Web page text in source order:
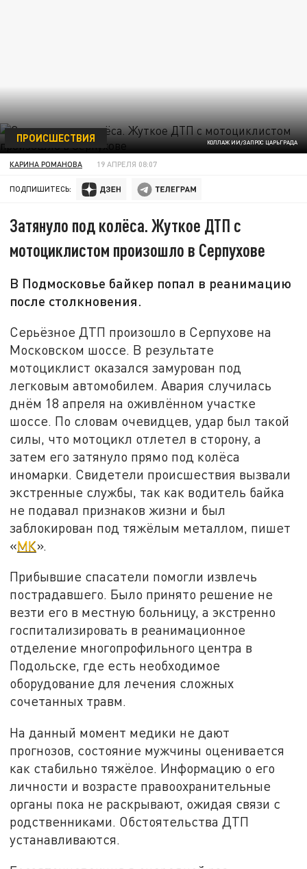
КОЛЛАЖ ИИ/ЗАПРОС ЦАРЬГРАДА
ПРОИСШЕСТВИЯ
КАРИНА РОМАНОВА 19 АПРЕЛЯ 08:07
ПОДПИШИТЕСЬ:
Затянуло под колёса. Жуткое ДТП с
мотоциклистом произошло в Серпухове
В Подмосковье байкер попал в реанимацию
после столкновения.
Серьёзное ДТП произошло в Серпухове на
Московском шоссе. В результате
мотоциклист оказался замурован под
легковым автомобилем. Авария случилась
днём 18 апреля на оживлённом участке
шоссе. По словам очевидцев, удар был такой
силы, что мотоцикл отлетел в сторону, а
затем его затянуло прямо под колёса
иномарки. Свидетели происшествия вызвали
экстренные службы, так как водитель байка
не подавал признаков жизни и был
заблокирован под тяжёлым металлом, пишет
«МК».
Прибывшие спасатели помогли извлечь
пострадавшего. Было принято решение не
везти его в местную больницу, а экстренно
госпитализировать в реанимационное
отделение многопрофильного центра в
Подольске, где есть необходимое
оборудование для лечения сложных
сочетанных травм.
На данный момент медики не дают
прогнозов, состояние мужчины оценивается
как стабильно тяжёлое. Информацию о его
личности и возрасте правоохранительные
органы пока не раскрывают, ожидая связи с
родственниками. Обстоятельства ДТП
устанавливаются.